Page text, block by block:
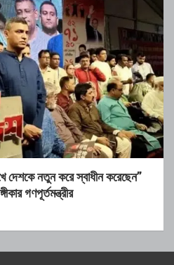
দেশকে নতুন করে স্বাধীন করেছেন”
গণপূর্তমন্ত্রীর